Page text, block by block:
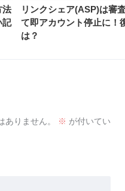
法
記
リンクシェア(ASP)は審
て即アカウント停止に！
は？
ありません。 ※ が付いてい